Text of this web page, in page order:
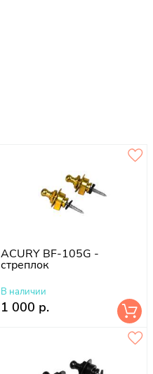
ACURY BF-105G -
стреплок
В наличии
1 000 р.